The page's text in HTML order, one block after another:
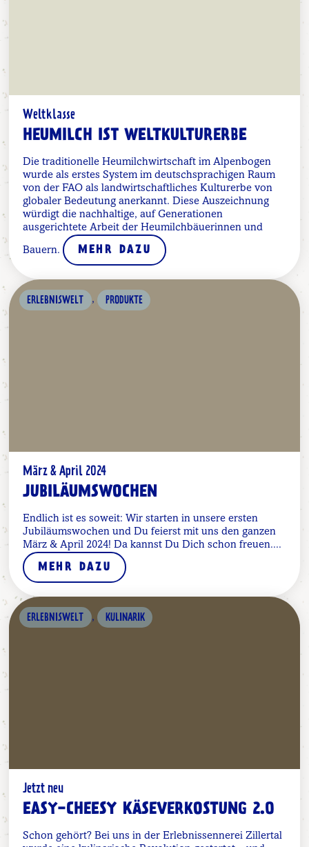
Weltklasse
HEUMILCH IST WELTKULTURERBE
Die traditionelle Heumilchwirtschaft im Alpenbogen
wurde als erstes System im deutschsprachigen Raum
von der FAO als landwirtschaftliches Kulturerbe von
globaler Bedeutung anerkannt. Diese Auszeichnung
würdigt die nachhaltige, auf Generationen
ausgerichtete Arbeit der Heumilchbäuerinnen und
Bauern. MEHR DAZU
ERLEBNISWELT , PRODUKTE
März & April 2024
JUBILÄUMSWOCHEN
Endlich ist es soweit: Wir starten in unsere ersten
Jubiläumswochen und Du feierst mit uns den ganzen
März & April 2024! Da kannst Du Dich schon freuen....
MEHR DAZU
ERLEBNISWELT , KULINARIK
Jetzt neu
EASY-CHEESY KÄSEVERKOSTUNG 2.0
Schon gehört? Bei uns in der Erlebnissennerei Zillertal